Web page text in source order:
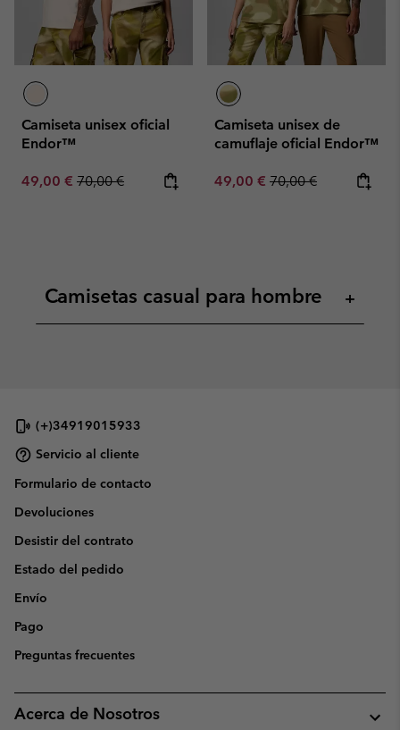
Camiseta unisex oficial
Endor™
Sale price:
49,00 € Regular price:
70,00 €
Camiseta unisex de
camuflaje oficial Endor™
Sale price:
49,00 € Regular price:
70,00 €
Camisetas casual para hombre +
(+)34919015933
Servicio al cliente
Formulario de contacto
Devoluciones
Desistir del contrato
Estado del pedido
Envío
Pago
Preguntas frecuentes
Acerca de Nosotros